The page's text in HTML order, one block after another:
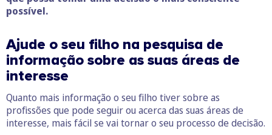
possível.
Ajude o seu filho na pesquisa de
informação sobre as suas áreas de
interesse
Quanto mais informação o seu filho tiver sobre as
profissões que pode seguir ou acerca das suas áreas de
interesse, mais fácil se vai tornar o seu processo de decisão.